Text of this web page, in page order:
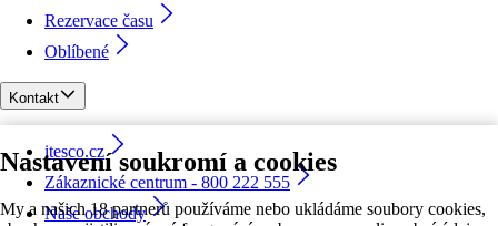
Nastavení soukromí a cookies
My a našich 18 partnerů používáme nebo ukládáme soubory cookies,
Rezervace času
Oblíbené
Kontakt
itesco.cz
Zákaznické centrum - 800 222 555
Naše obchody